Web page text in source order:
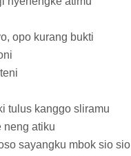
opo kurang bukti
tulus kanggo sliramu
neng atiku
sayangku mbok sio sio